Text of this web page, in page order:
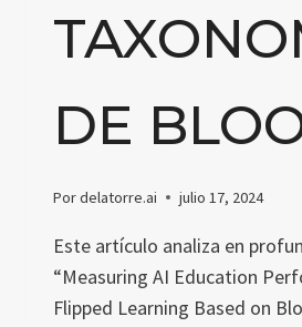
DE
Pordelatorre.ai julio 17, 2024
Este artículo analiza en
“Measuring AI Education
Flipped Learning Based on